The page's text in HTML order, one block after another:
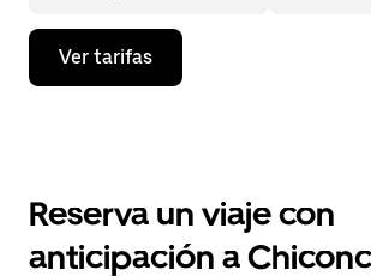
Presiona
flecha
el
y
Ver tarifas
Reserva un viaje con
anticipación a